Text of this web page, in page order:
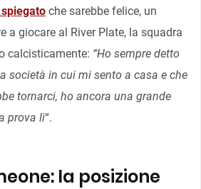
che sarebbe felice, un
a giocare al River Plate, la squadra
calcisticamente: “Ho sempre detto
società in cui mi sento a casa e che
tornarci, ho ancora una grande
prova lì“.
la posizione